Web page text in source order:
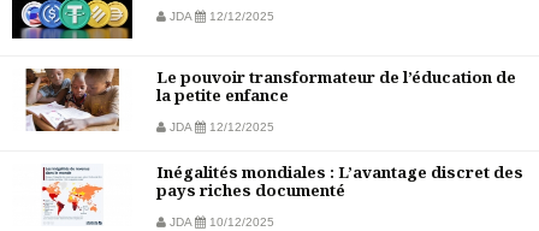
JDA 12/12/2025
Le pouvoir transformateur de l’éducation de
la petite enfance
JDA 12/12/2025
Inégalités mondiales : L’avantage discret des
pays riches documenté
JDA 10/12/2025